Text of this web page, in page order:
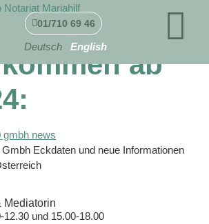
01/710 69 46
Deutsch English
& 10.000 €
ab
Eckdaten und neue Informationen
Mediatorin
und 15.00-18.00